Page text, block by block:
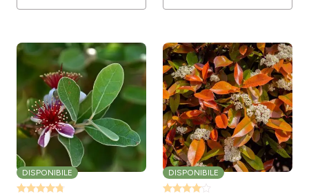
DISPONIBILE DISPONIBILE